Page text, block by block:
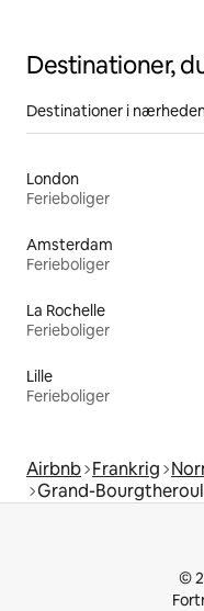
Destinationer,
Destinationer i
London
Ferieboliger
Amsterdam
Ferieboliger
La Rochelle
Ferieboliger
Lille
Ferieboliger
Airbnb Frankrig
Grand-
©